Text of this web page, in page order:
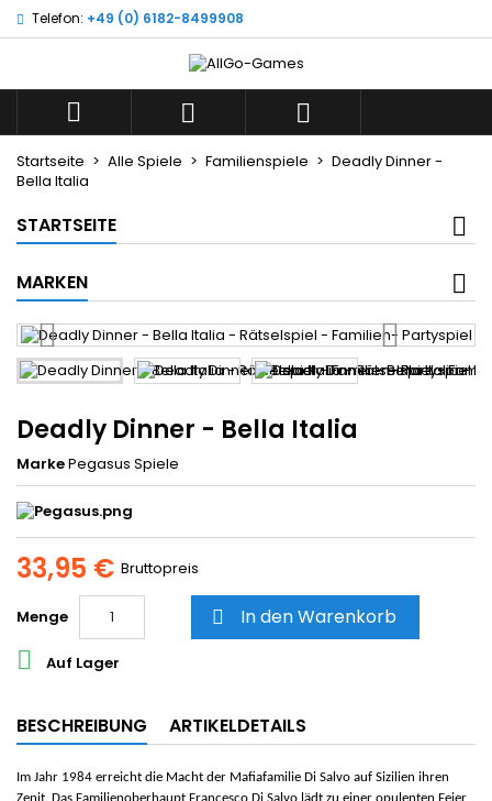
Telefon: +49 (0) 6182-8499908
  
Startseite Alle Spiele Familienspiele
Deadly Dinner -
Bella Italia
STARTSEITE
MARKEN
Deadly Dinner - Bella Italia
MarkePegasus Spiele
33,95 € Bruttopreis
Menge  In den Warenkorb
 Auf Lager
BESCHREIBUNG ARTIKELDETAILS
Im Jahr 1984 erreicht die Macht der Mafiafamilie Di Salvo auf Sizilien ihren
Wunschliste ×
add_circle_outline
Neue Liste anlegen
((title)) ×
((label))
Anmelden ×
Sie müssen angemeldet sein, um Artikel Ihrer
Wunschliste hinzufügen zu können.